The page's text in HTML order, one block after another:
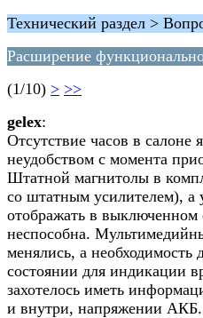
Технический раздел >
Расширение
(1/10) > >>
gelex:
Отсутствие часов в салоне
неудобством с момента
Штатной магнитолы в
со штатным усилителем), а
отображать в выключенном
неспособна.
менялись, а
состоянии для индикации
захотелось иметь
и внутри, напряжении АКБ.